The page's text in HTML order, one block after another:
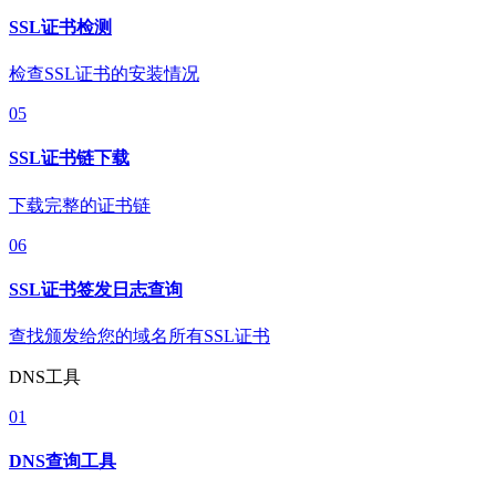
SSL证书检测
检查SSL证书的安装情况
05
SSL证书链下载
下载完整的证书链
06
SSL证书签发日志查询
查找颁发给您的域名所有SSL证书
DNS工具
01
DNS查询工具